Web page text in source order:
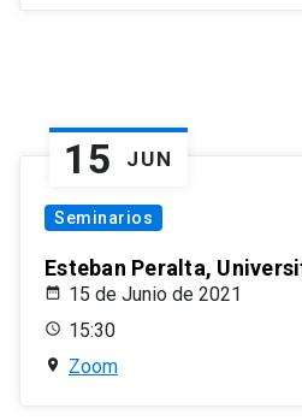
15 JUN
Seminarios
Esteban Peralta,
15 de Junio de 2021
15:30
Zoom